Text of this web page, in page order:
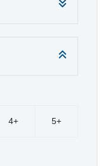
4+ 5+